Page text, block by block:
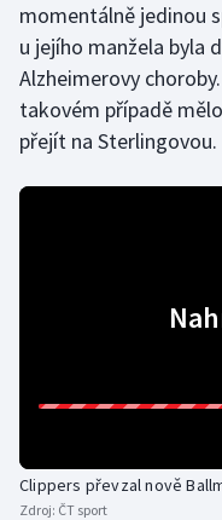
Jezdectví
Judo
Krasobruslení
Moderní pětiboj
Parasport
momentálně jedinou
u jejího manžela byla
Alzheimerovy
takovém případě
přejít na Sterlingovou.
Clippers převzal nově
Zdroj: ČT sport